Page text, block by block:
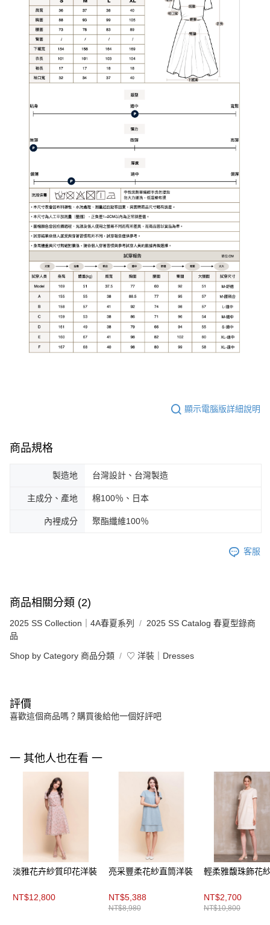
顯示電腦版詳細說明
商品規格
製造地 台灣設計、台灣製造
主成分、產地 棉100％、日本
內裡成分 聚酯纖維100％
客服
商品相關分類 (2)
2025 SS Collection｜4A春夏系列
2025 SS Catalog 春夏型錄商
品
Shop by Category 商品分類 ♡ 洋裝｜Dresses
評價
喜歡這個商品嗎？購買後給他一個好評吧
一 其他人也在看 一
淡雅花卉紗質印花洋裝
NT$12,800
亮采豐柔花紗直筒洋裝
NT$5,388
NT$8,980
輕柔雅馥珠飾花
NT$2,700
NT$10,800